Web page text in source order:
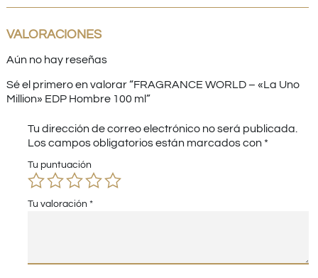
VALORACIONES
Aún no hay reseñas
Sé el primero en valorar “FRAGRANCE WORLD – «La Uno
Million» EDP Hombre 100 ml”
Tu dirección de correo electrónico no será publicada.
Los campos obligatorios están marcados con *
Tu puntuación
Tu valoración *